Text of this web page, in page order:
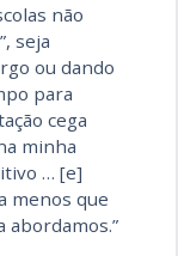
não
seja
ou dando
para
cega
minha
… [e]
menos que
abordamos.”